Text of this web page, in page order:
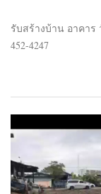
รับสร้างบ้าน อาคาร
452-4247